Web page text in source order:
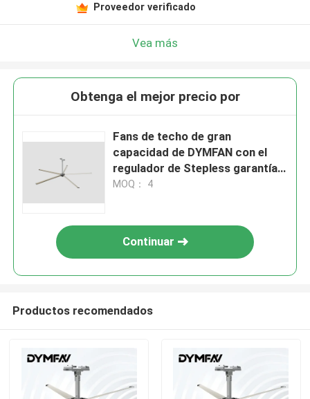
Proveedor verificado
Vea más
Obtenga el mejor precio por
Fans de techo de gran
capacidad de DYMFAN con el
regulador de Stepless garantía
de 1 año
MOQ： 4
Continuar
Productos recomendados